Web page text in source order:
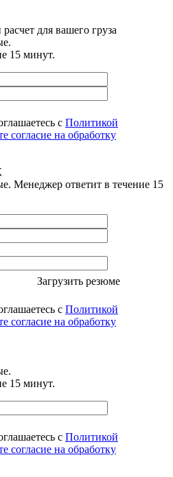
для вашего груза
15 минут.
с Политикой
согласие на обработку
Менеджер ответит в течение 15
Загрузить резюме
с Политикой
согласие на обработку
15 минут.
с Политикой
согласие на обработку